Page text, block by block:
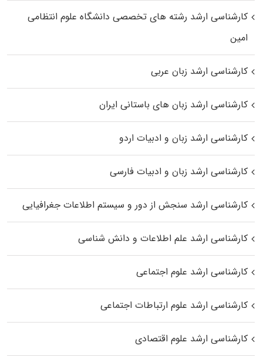
کارشناسی ارشد رﺷﺘﻪ ﻫﺎی تخصصی داﻧﺸﮕﺎه ﻋﻠﻮم انتظامی
اﻣﻴﻦ
کارشناسی ارشد زبان عربی
کارشناسی ارشد زبان‌ های باستانی ایران
کارشناسی ارشد زبان و ادبیات اردو
کارشناسی ارشد زبان و ادبیات فارسی
کارشناسی ارشد سنجش از دور و سیستم اطلاعات جغرافیایی
کارشناسی ارشد علم اطلاعات و دانش شناسی
کارشناسی ارشد علوم اجتماعی
کارشناسی ارشد علوم ارتباطات اجتماعی
کارشناسی ارشد علوم اقتصادی